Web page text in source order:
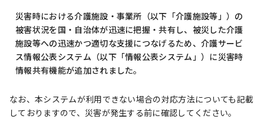
災害時における介護施設・事業所（以下「介護施設等」）の
被害状況を国・自治体が迅速に把握・共有し、被災した介護
施設等への迅速かつ適切な支援につなげるため、介護サービ
ス情報公表システム（以下「情報公表システム」）に災害時
情報共有機能が追加されました。
なお、本システムが利用できない場合の対応方法についても記載
しておりますので、災害が発生する前に確認してください。